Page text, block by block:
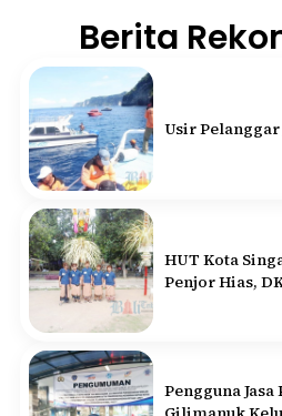
Berita
Usir Pelanggar
HUT Kota
Penjor Hias,
Pengguna